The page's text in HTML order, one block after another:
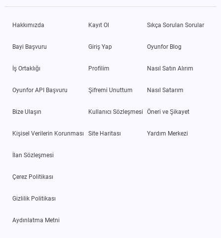
Hakkımızda
Bayi Başvuru
İş Ortaklığı
Oyunfor API Başvuru
Bize Ulaşın
Kişisel Verilerin Korunması
İlan Sözleşmesi
Çerez Politikası
Gizlilik Politikası
Aydınlatma Metni
Kayıt Ol
Giriş Yap
Profilim
Şifremi Unuttum
Kullanıcı Sözleşmesi
Site Haritası
Sıkça Sorulan Sorular
Oyunfor Blog
Nasıl Satın Alırım
Nasıl Satarım
Öneri ve Şikayet
Yardım Merkezi